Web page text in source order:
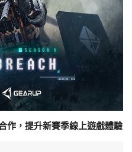
作，提升新賽季線上遊戲體驗